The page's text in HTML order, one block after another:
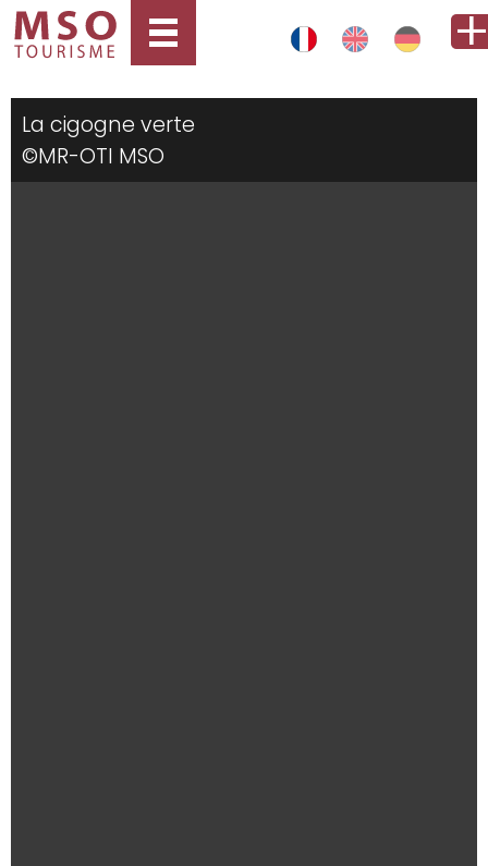
La cigogne verte
©MR-OTI MSO